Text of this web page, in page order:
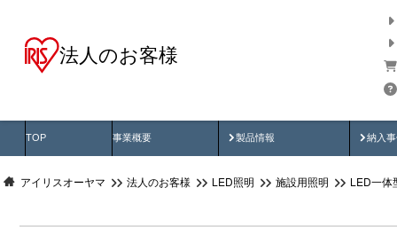
法人のお客様
TOP 事業概要 製品情報
製品動画 納入
納
アイリスオーヤマ 法人のお客様 LED照明 施設用照明 LED一体